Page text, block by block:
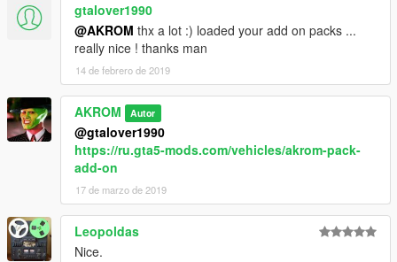
gtalover1990
@AKROM thx a lot :) loaded your add on packs ...
really nice ! thanks man
14 de febrero de 2019
AKROM Autor
@gtalover1990
https://ru.gta5-mods.com/vehicles/akrom-pack-
add-on
17 de marzo de 2019
Leopoldas
Nice.